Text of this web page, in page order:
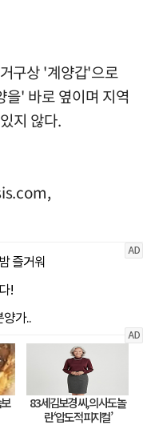
구상 '계양갑'으로
을' 바로 옆이며 지역
지 않다.
,